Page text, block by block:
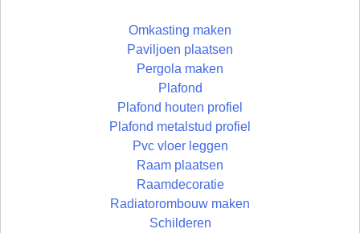
Omkasting maken
Paviljoen plaatsen
Pergola maken
Plafond
Plafond houten profiel
Plafond metalstud profiel
Pvc vloer leggen
Raam plaatsen
Raamdecoratie
Radiatorombouw maken
Schilderen